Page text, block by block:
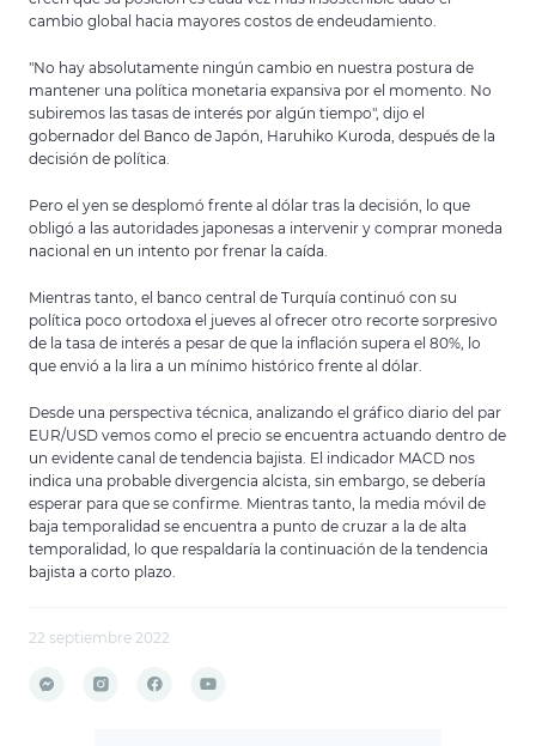
cambio global hacia mayores costos de endeudamiento.
"No hay absolutamente ningún cambio en nuestra postura de
mantener una política monetaria expansiva por el momento. No
subiremos las tasas de interés por algún tiempo", dijo el
gobernador del Banco de Japón, Haruhiko Kuroda, después de la
decisión de política.
Pero el yen se desplomó frente al dólar tras la decisión, lo que
obligó a las autoridades japonesas a intervenir y comprar moneda
nacional en un intento por frenar la caída.
Mientras tanto, el banco central de Turquía continuó con su
política poco ortodoxa el jueves al ofrecer otro recorte sorpresivo
de la tasa de interés a pesar de que la inflación supera el 80%, lo
que envió a la lira a un mínimo histórico frente al dólar.
Desde una perspectiva técnica, analizando el gráfico diario del par
EUR/USD vemos como el precio se encuentra actuando dentro de
un evidente canal de tendencia bajista. El indicador MACD nos
indica una probable divergencia alcista, sin embargo, se debería
esperar para que se confirme. Mientras tanto, la media móvil de
baja temporalidad se encuentra a punto de cruzar a la de alta
temporalidad, lo que respaldaría la continuación de la tendencia
bajista a corto plazo.
22 septiembre 2022